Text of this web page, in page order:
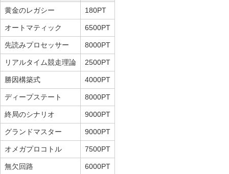
黄金のレガシー 180PT
オートマティック 6500PT
先読みプロセッサー 8000PT
リアルタイム競走理論 2500PT
勝因構築式 4000PT
ディープステート 8000PT
終局のシナリオ 9000PT
グランドマスター 9000PT
オメガプロコトル 7500PT
無欠回路 6000PT